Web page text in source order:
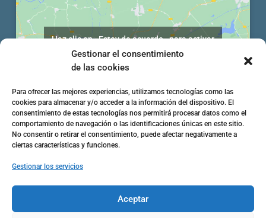
Gestionar el consentimiento
de las cookies
Para ofrecer las mejores experiencias, utilizamos tecnologías como las
cookies para almacenar y/o acceder a la información del dispositivo. El
consentimiento de estas tecnologías nos permitirá procesar datos como el
comportamiento de navegación o las identificaciones únicas en este sitio.
No consentir o retirar el consentimiento, puede afectar negativamente a
ciertas características y funciones.
Gestionar los servicios
Aceptar
Haz clic en «Estoy de acuerdo» para activar
Google maps
Política de cookies
Estoy de acuerdo